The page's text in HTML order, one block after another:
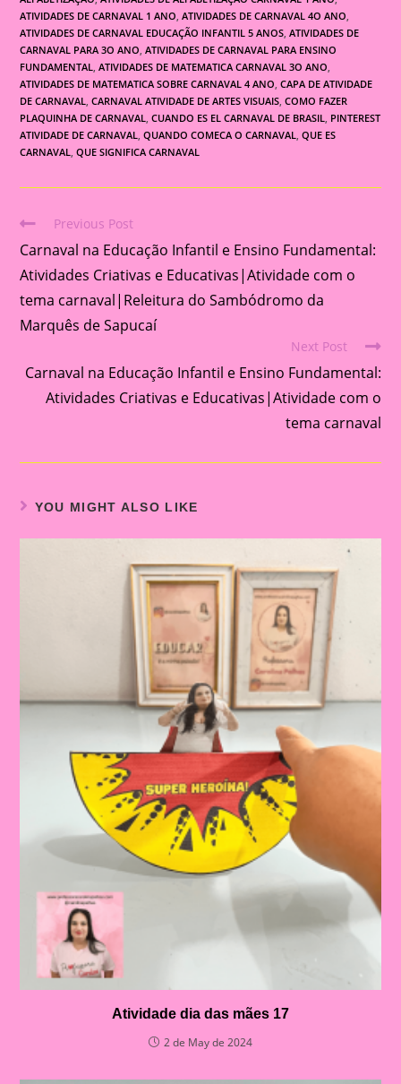
ATIVIDADES DE CARNAVAL 1 ANO ATIVIDADES DE CARNAVAL 4O ANO
ATIVIDADES DE CARNAVAL EDUCAÇÃO INFANTIL 5 ANOS ATIVIDADES DE
CARNAVAL PARA 3O ANO ATIVIDADES DE CARNAVAL PARA ENSINO
FUNDAMENTAL ATIVIDADES DE MATEMATICA CARNAVAL 3O ANO
ATIVIDADES DE MATEMATICA SOBRE CARNAVAL 4 ANO CAPA DE ATIVIDADE
DE CARNAVAL CARNAVAL ATIVIDADE DE ARTES VISUAIS COMO FAZER
PLAQUINHA DE CARNAVAL CUANDO ES EL CARNAVAL DE BRASIL PINTEREST
ATIVIDADE DE CARNAVAL QUANDO COMECA O CARNAVAL QUE ES
CARNAVAL QUE SIGNIFICA CARNAVAL
Read
more
articles
Previous Post
Carnaval na Educação Infantil e Ensino Fundamental:
Atividades Criativas e Educativas|Atividade com o
tema carnaval|Releitura do Sambódromo da
Marquês de Sapucaí
Next Post
Carnaval na Educação Infantil e Ensino Fundamental:
Atividades Criativas e Educativas|Atividade com o
tema carnaval
YOU MIGHT ALSO LIKE
Atividade dia das mães 17
2 de May de 2024